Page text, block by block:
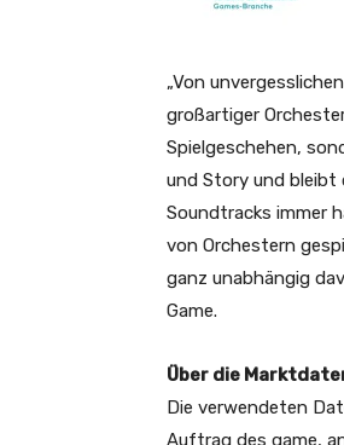
„Von
großartiger
Spielgeschehen,
und Story und bleibt
Soundtracks immer
von Orchestern
ganz unabhängig
Game.
Über die
Die verwendeten
Auftrag des game,